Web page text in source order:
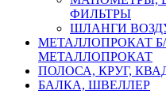
ФИЛЬТРЫ
ШЛАНГИ
МЕТАЛЛОПРОКАТ
МЕТАЛЛОПРОКАТ
ПОЛОСА, КРУГ,
БАЛКА, ШВЕЛЛЕР